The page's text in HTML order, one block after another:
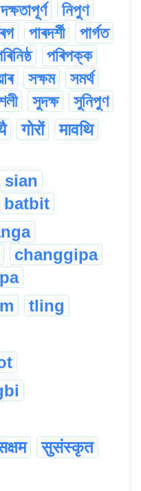
দক্ষতাপূৰ্ণ
নিপুণ
পাৰদৰ্শী
পাৰ্গত
পৰিপক্ক
সক্ষম
সমৰ্থ
সুদক্ষ সুনিপুণ
गोरों
मावथि
sian
batbit
changgipa
tling
सुसंस्कृत